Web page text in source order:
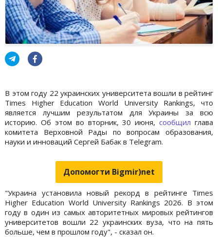
В этом году 22 украинских университета вошли в рейтинг
Times Higher Education World University Rankings, что
является лучшим результатом для Украины за всю
историю. Об этом во вторник, 30 июня,сообщил глава
комитета Верховной Рады по вопросам образования,
науки и инноваций Сергей Бабак в Telegram.
Допомогти Bigmir)net
"Украина установила новый рекорд в рейтинге Times
Higher Education World University Rankings 2026. В этом
году в один из самых авторитетных мировых рейтингов
университетов вошли 22 украинских вуза, что на пять
больше, чем в прошлом году", - сказал он.